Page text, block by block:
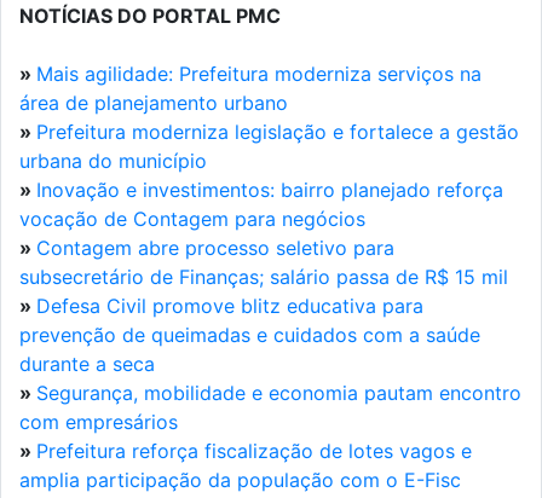
NOTÍCIAS DO PORTAL PMC
» Mais agilidade: Prefeitura moderniza serviços na
área de planejamento urbano
» Prefeitura moderniza legislação e fortalece a gestão
urbana do município
» Inovação e investimentos: bairro planejado reforça
vocação de Contagem para negócios
» Contagem abre processo seletivo para
subsecretário de Finanças; salário passa de R$ 15 mil
» Defesa Civil promove blitz educativa para
prevenção de queimadas e cuidados com a saúde
durante a seca
» Segurança, mobilidade e economia pautam encontro
com empresários
» Prefeitura reforça fiscalização de lotes vagos e
amplia participação da população com o E-Fisc